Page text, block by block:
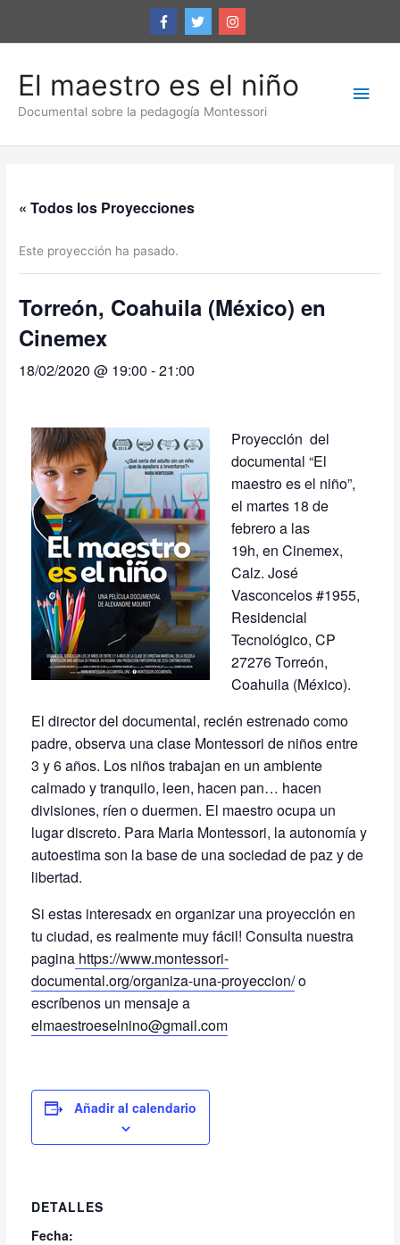
El maestro es el niño
Documental sobre la pedagogía Montessori
« Todos los Proyecciones
Este proyección ha pasado.
Torreón, Coahuila (México) en
Cinemex
18/02/2020 @ 19:00 -21:00
Proyección del
documental “El
maestro es el niño”,
el martes 18 de
febrero a las
19h, en Cinemex,
Calz. José
Vasconcelos #1955,
Residencial
Tecnológico, CP
27276 Torreón,
Coahuila (México).
El director del documental, recién estrenado como
padre, observa una clase Montessori de niños entre
3 y 6 años. Los niños trabajan en un ambiente
calmado y tranquilo, leen, hacen pan… hacen
divisiones, ríen o duermen. El maestro ocupa un
lugar discreto. Para Maria Montessori, la autonomía y
autoestima son la base de una sociedad de paz y de
libertad.
Si estas interesadx en organizar una proyección en
tu ciudad, es realmente muy fácil! Consulta nuestra
paginahttps://www.montessori-
documental.org/organiza-una-proyeccion/o
escríbenos un mensaje a
elmaestroeselnino@gmail.com
Añadir al calendario
DETALLES
Fecha: